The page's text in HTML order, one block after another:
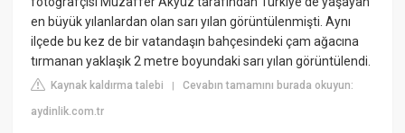
en büyük yılanlardan olan sarı yılan görüntülenmişti. Aynı
ilçede bu kez de bir vatandaşın bahçesindeki çam ağacına
tırmanan yaklaşık 2 metre boyundaki sarı yılan görüntülendi.
Kaynak kaldırma talebi |Cevabın tamamını burada okuyun:
aydinlik.com.tr